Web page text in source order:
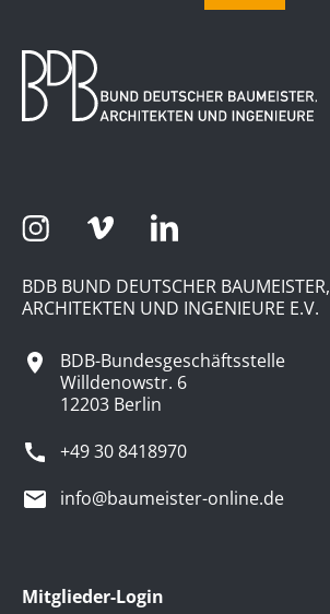
BDB BUND DEUTSCHER BAUMEISTER,
ARCHITEKTEN UND INGENIEURE E.V.
BDB-Bundesgeschäftsstelle
Willdenowstr. 6
12203 Berlin
+49 30 8418970
info@baumeister-online.de
Mitglieder-Login